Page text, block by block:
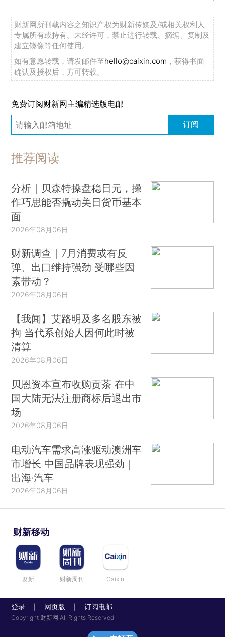
财新网所刊载内容之知识产权为财新传媒及/或相关权利人
专属所有或持有。未经许可，禁止进行转载、摘编、复制及
建立镜像等任何使用。
如有意愿转载，请发邮件至hello@caixin.com ，获得书面
确认及授权后，方可转载。
免费订阅财新网主编精选版电邮
订阅
推荐阅读
分析｜贝森特操盘稳日元，操
作巧思能否撬动美日货币基本
面
2026年08月06日
财新调查｜7月消费或有反
弹、出口维持强劲 受哪些因
素带动？
2026年08月06日
【我闻】艾路明及多名股东被
拘 当代系创始人因何此时被
清算
2026年08月06日
贝恩资本宣布收购贡茶 在中
国大陆无法注册商标后退出市
场
2026年08月06日
电动汽车需求高涨驱动澳洲车
市增长 中国品牌表现强劲｜
出海·汽车
2026年08月06日
财新移动
财新 财新周刊 Caixin
登录 网页版 订阅电邮
Copyright 财新网 All Rights Reserved